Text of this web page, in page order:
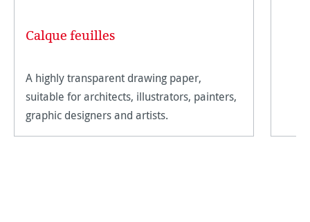
Calque feuilles
A highly transparent drawing paper,
suitable for architects, illustrators, painters,
graphic designers and artists.